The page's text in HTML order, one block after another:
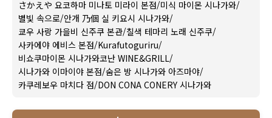
さかえや 요코하마 미나토 미라이 본점/미식 마이몬 시나가와/
별빛 속으로/안개 乃個 실 키요시 시나가와/
쿄우 사랑 가을비 신주쿠 본관/칠색 테마리 노래 신주쿠/
사카에야 에비스 본점/Kurafutoguriru/
비쇼쿠마이몬 시나가와코난 WINE&GRILL/
시나가와 이마이야 본점/숨은 방 시나가와 아즈마야/
카쿠레보우 마치다 점/DON CONA CONERY 시나가와